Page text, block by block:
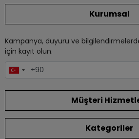
Kurumsal
Kampanya, duyuru ve
için kayıt olun.
Müşteri
Kategoriler